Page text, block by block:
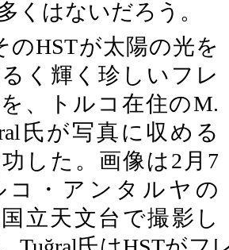
くはないだろう。
のHSTが太陽の光を
く輝く珍しいフレ
、トルコ在住のM.
氏が写真に収める
した。画像は2月7
コ・アンタルヤの
立天文台で撮影し